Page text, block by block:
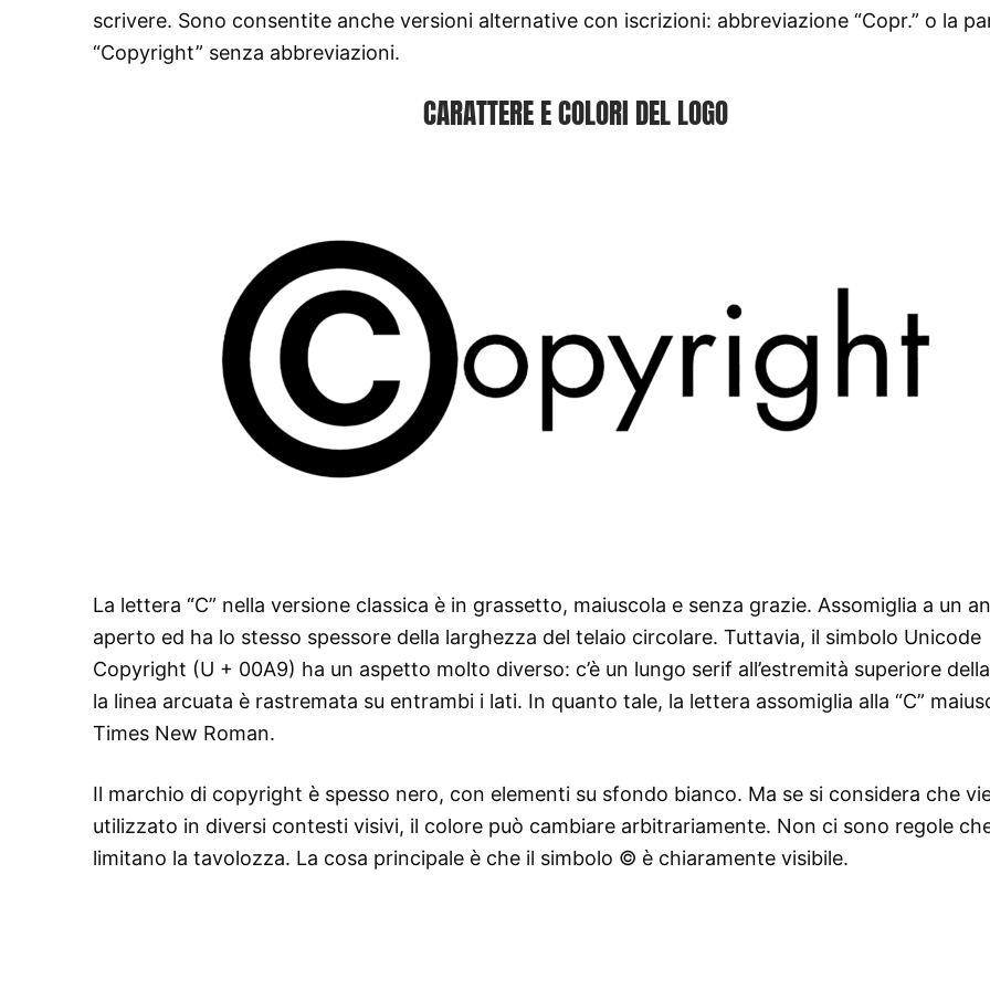
scrivere. Sono consentite anche versioni alternative con iscrizioni: abbreviazione “Copr.” o la
“Copyright” senza abbreviazioni.
CARATTERE E COLORI DEL LOGO
La lettera “C” nella versione classica è in grassetto, maiuscola e senza grazie. Assomiglia a un
aperto ed ha lo stesso spessore della larghezza del telaio circolare. Tuttavia, il simbolo Unicode
Copyright (U + 00A9) ha un aspetto molto diverso: c’è un lungo serif all’estremità superiore della
la linea arcuata è rastremata su entrambi i lati. In quanto tale, la lettera assomiglia alla “C”
Times New Roman.
Il marchio di copyright è spesso nero, con elementi su sfondo bianco. Ma se si considera che
utilizzato in diversi contesti visivi, il colore può cambiare arbitrariamente. Non ci sono regole
limitano la tavolozza. La cosa principale è che il simbolo © è chiaramente visibile.